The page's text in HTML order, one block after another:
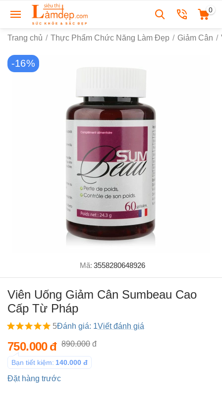
0
Trang chủ / Thực Phẩm Chức Năng Làm Đẹp / Giảm Cân /
-16%
Mã: 3558280648926
Viên Uống Giảm Cân Sumbeau Cao
Cấp Từ Pháp
5Đánh giá: 1Viết đánh giá
750.000đ 890.000 đ
Bạn tiết kiệm: 140.000 đ
Đặt hàng trước